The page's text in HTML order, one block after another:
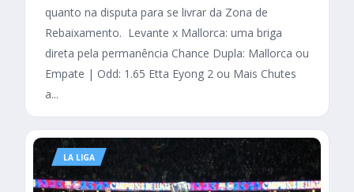
quanto na disputa para se livrar da Zona de
Rebaixamento. Levante x Mallorca: uma briga
direta pela permanência Chance Dupla: Mallorca ou
Empate | Odd: 1.65 Etta Eyong 2 ou Mais Chutes
a...
LA LIGA